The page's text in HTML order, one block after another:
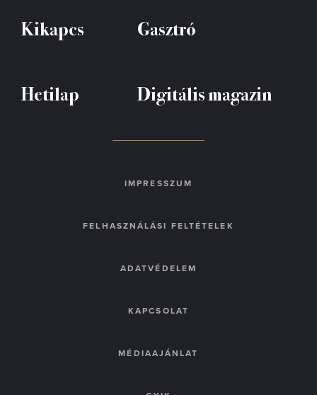
Kikapcs Gasztró
Hetilap Digitális magazin
IMPRESSZUM
FELHASZNÁLÁSI FELTÉTELEK
ADATVÉDELEM
KAPCSOLAT
MÉDIAAJÁNLAT